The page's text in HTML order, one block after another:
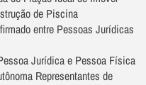
de Piscina
entre Pessoas Jurídicas
Jurídica e Pessoa Física
Representantes de